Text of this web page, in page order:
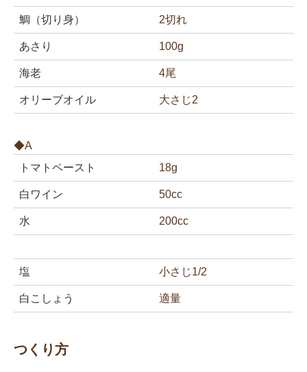
鯛（切り身） 2切れ
あさり 100g
海老 4尾
オリーブオイル 大さじ2
◆A
トマトペースト
18g
白ワイン 50cc
水 200cc
塩 小さじ1/2
白こしょう 適量
つくり方